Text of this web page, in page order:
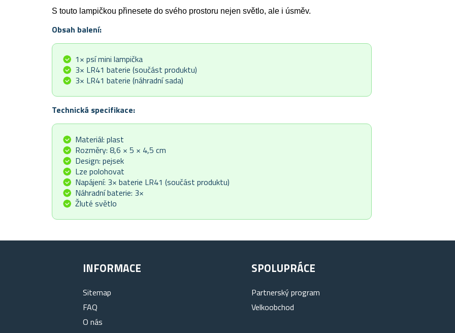
S touto lampičkou přinesete do svého prostoru nejen světlo, ale i úsměv.
Obsah balení:
1× psí mini lampička
3× LR41 baterie (součást produktu)
3× LR41 baterie (náhradní sada)
Technická specifikace:
Materiál: plast
Rozměry: 8,6 × 5 × 4,5 cm
Design: pejsek
Lze polohovat
Napájení: 3× baterie LR41 (součást produktu)
Náhradní baterie: 3×
Žluté světlo
INFORMACE
Sitemap
FAQ
O nás
SPOLUPRÁCE
Partnerský program
Velkoobchod